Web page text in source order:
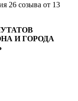
26 созыва от 13
И ГОРОДА